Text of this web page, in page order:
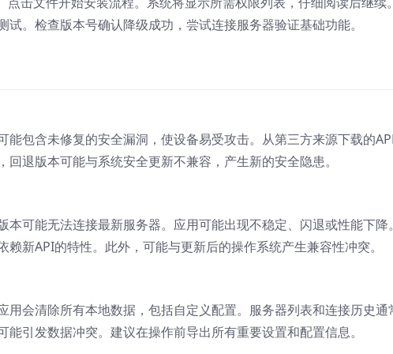
。检查版本号确认降级成功，尝试连接服务器验证基础功能。
能包含未修复的安全漏洞，使设备易受攻击。从第三方来源下载的
退版本可能与系统安全更新不兼容，产生新的安全隐患。
本可能无法连接最新服务器。应用可能出现不稳定、闪退或性能下降
新API的特性。此外，可能与更新后的操作系统产生兼容性冲突。
用会清除所有本地数据，包括自定义配置。服务器列表和连接历史通
引发数据冲突。建议在操作前导出所有重要设置和配置信息。